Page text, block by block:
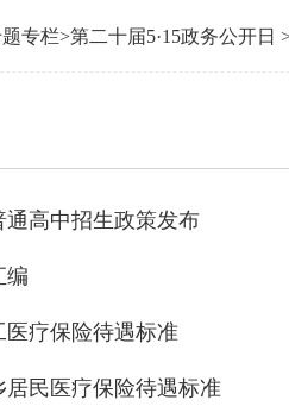
专栏>第二十届5·15政务公开日
通高中招生政策发布
编
医疗保险待遇标准
居民医疗保险待遇标准